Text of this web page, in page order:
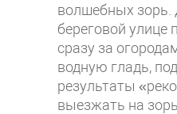
волшебных зорь.
береговой улице
сразу за
водную гладь,
результаты
выезжать на